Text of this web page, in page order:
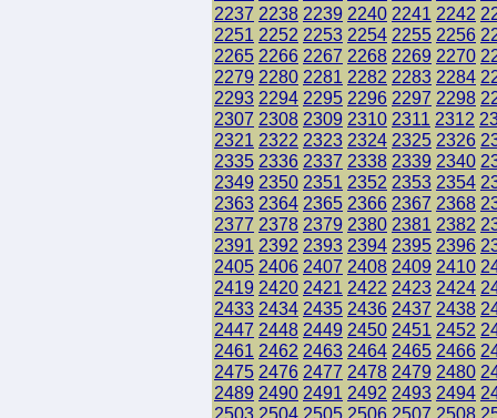
2237 2238 2239 2240 2241 2242
2251 2252 2253 2254 2255 2256
2265 2266 2267 2268 2269 2270
2279 2280 2281 2282 2283 2284
2293 2294 2295 2296 2297 2298
2307 2308 2309 2310 2311 2312
2321 2322 2323 2324 2325 2326
2335 2336 2337 2338 2339 2340
2349 2350 2351 2352 2353 2354
2363 2364 2365 2366 2367 2368
2377 2378 2379 2380 2381 2382
2391 2392 2393 2394 2395 2396
2405 2406 2407 2408 2409 2410
2419 2420 2421 2422 2423 2424
2433 2434 2435 2436 2437 2438
2447 2448 2449 2450 2451 2452
2461 2462 2463 2464 2465 2466
2475 2476 2477 2478 2479 2480
2489 2490 2491 2492 2493 2494
2503 2504 2505 2506 2507 2508